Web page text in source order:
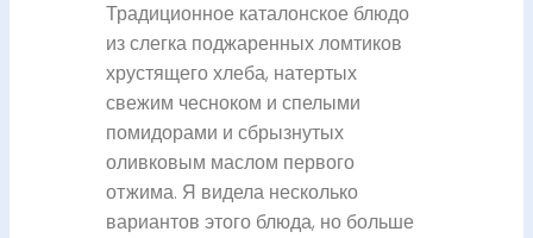
Традиционное каталонское блюдо
из слегка поджаренных ломтиков
хрустящего хлеба, натертых
свежим чесноком и спелыми
помидорами и сбрызнутых
оливковым маслом первого
отжима. Я видела несколько
вариантов этого блюда, но больше